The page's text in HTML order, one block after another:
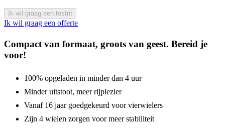
Ik wil graag een testrit
Ik wil graag een offerte
Compact van formaat, groots van geest. Bereid je
voor!
100% opgeladen in minder dan 4 uur
Minder uitstoot, meer rijplezier
Vanaf 16 jaar goedgekeurd voor vierwielers
Zijn 4 wielen zorgen voor meer stabiliteit